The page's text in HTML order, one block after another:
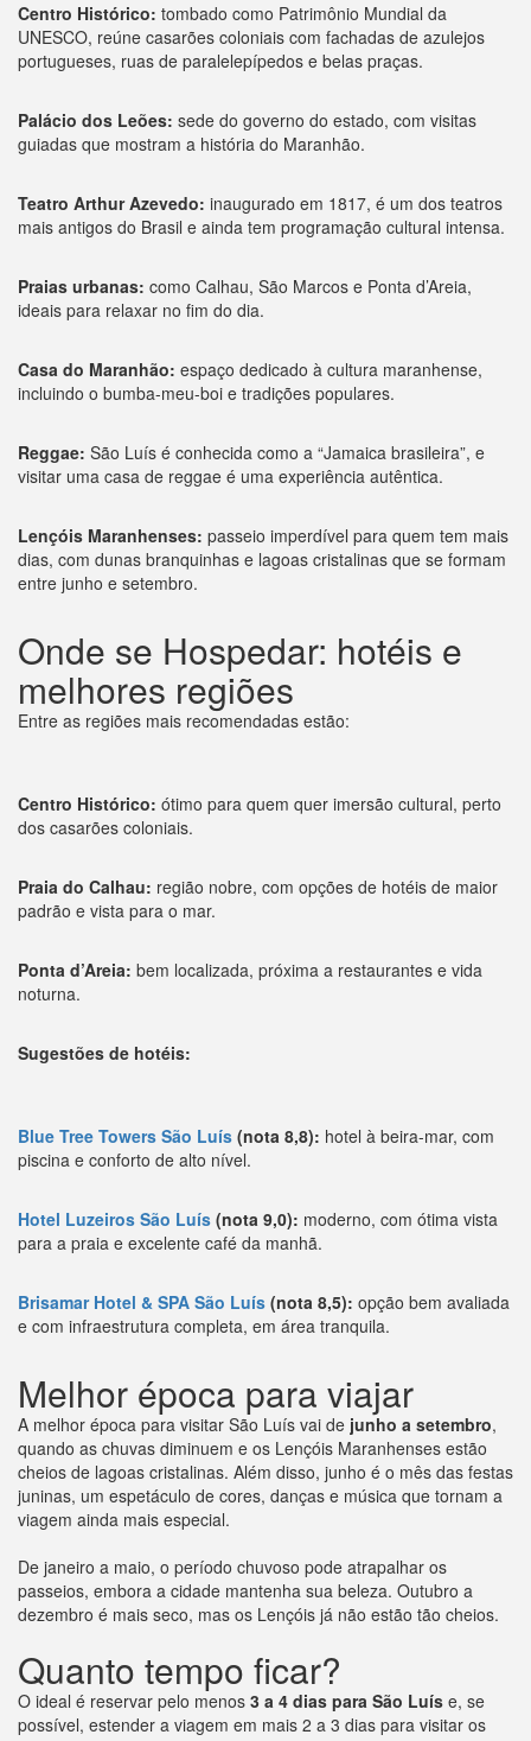
Centro Histórico: tombado como Patrimônio Mundial da
UNESCO, reúne casarões coloniais com fachadas de azulejos
portugueses, ruas de paralelepípedos e belas praças.
Palácio dos Leões: sede do governo do estado, com visitas
guiadas que mostram a história do Maranhão.
Teatro Arthur Azevedo: inaugurado em 1817, é um dos teatros
mais antigos do Brasil e ainda tem programação cultural intensa.
Praias urbanas: como Calhau, São Marcos e Ponta d’Areia,
ideais para relaxar no fim do dia.
Casa do Maranhão: espaço dedicado à cultura maranhense,
incluindo o bumba-meu-boi e tradições populares.
Reggae: São Luís é conhecida como a “Jamaica brasileira”, e
visitar uma casa de reggae é uma experiência autêntica.
Lençóis Maranhenses: passeio imperdível para quem tem mais
dias, com dunas branquinhas e lagoas cristalinas que se formam
entre junho e setembro.
Onde se Hospedar: hotéis e
melhores regiões
Entre as regiões mais recomendadas estão:
Centro Histórico: ótimo para quem quer imersão cultural, perto
dos casarões coloniais.
Praia do Calhau: região nobre, com opções de hotéis de maior
padrão e vista para o mar.
Ponta d’Areia: bem localizada, próxima a restaurantes e vida
noturna.
Sugestões de hotéis:
Blue Tree Towers São Luís (nota 8,8): hotel à beira-mar, com
piscina e conforto de alto nível.
Hotel Luzeiros São Luís (nota 9,0): moderno, com ótima vista
para a praia e excelente café da manhã.
Brisamar Hotel & SPA São Luís (nota 8,5): opção bem avaliada
e com infraestrutura completa, em área tranquila.
Melhor época para viajar
A melhor época para visitar São Luís vai de junho a setembro,
quando as chuvas diminuem e os Lençóis Maranhenses estão
cheios de lagoas cristalinas. Além disso, junho é o mês das festas
juninas, um espetáculo de cores, danças e música que tornam a
viagem ainda mais especial.
De janeiro a maio, o período chuvoso pode atrapalhar os
passeios, embora a cidade mantenha sua beleza. Outubro a
dezembro é mais seco, mas os Lençóis já não estão tão cheios.
Quanto tempo ficar?
O ideal é reservar pelo menos 3 a 4 dias para São Luís e, se
possível, estender a viagem em mais 2 a 3 dias para visitar os